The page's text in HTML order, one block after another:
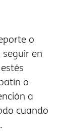
o
en
o
a
cuando